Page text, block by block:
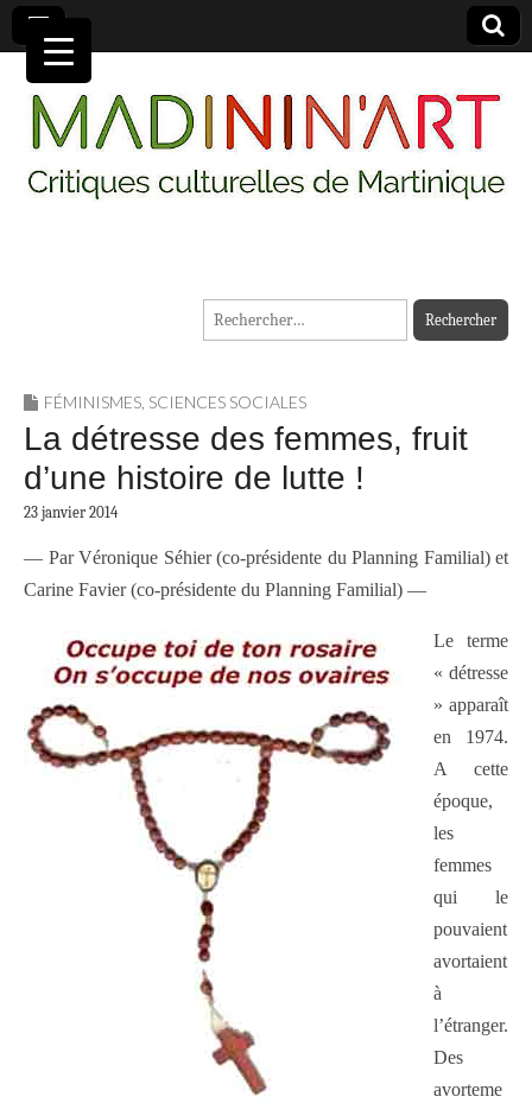
MADININ'ART
Rechercher :
FÉMINISMES, SCIENCES SOCIALES
La détresse des femmes, fruit
d’une histoire de lutte !
23 janvier 2014
— Par Véronique Séhier (co-présidente du Planning Familial) et
Carine Favier (co-présidente du Planning Familial) —
Le terme
« détresse
» apparaît
en 1974.
A cette
époque,
les
femmes
qui le
pouvaient
avortaient
à
l’étranger.
Des
avorteme